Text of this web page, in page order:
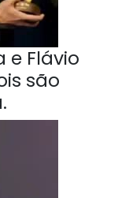
e Flávio
são